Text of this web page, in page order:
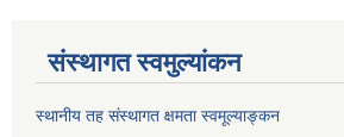
संस्थागत स्वमुल्यांकन
स्थानीय तह संस्थागत क्षमता स्वमूल्याङ्कन